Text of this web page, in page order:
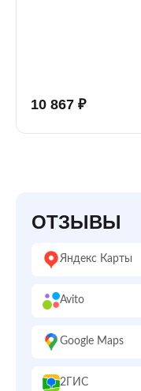
10 867 ₽
ОТЗЫВЫ
Яндекс Карты
Avito
Google Maps
2ГИС